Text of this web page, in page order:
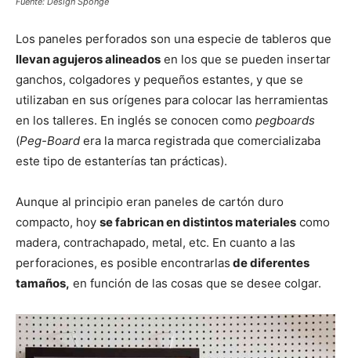
Los paneles perforados son una especie de tableros que
llevan agujeros alineados en los que se pueden insertar
ganchos, colgadores y pequeños estantes, y que se
utilizaban en sus orígenes para colocar las herramientas
en los talleres. En inglés se conocen como pegboards
(Peg-Board era la marca registrada que comercializaba
este tipo de estanterías tan prácticas).
Aunque al principio eran paneles de cartón duro
compacto, hoy se fabrican en distintos materiales como
madera, contrachapado, metal, etc. En cuanto a las
perforaciones, es posible encontrarlas de diferentes
tamaños, en función de las cosas que se desee colgar.